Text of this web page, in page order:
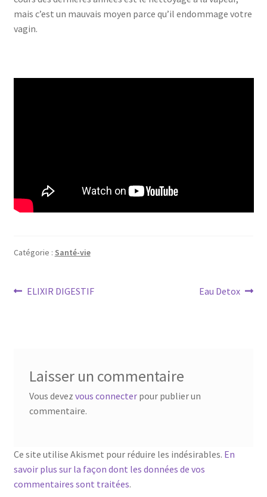
mais c’est un mauvais moyen parce qu’il endommage votre
vagin.
Catégorie : Santé-vie
Navigation
Article
ELIXIR DIGESTIF
Article
Eau Detox
Laisser un commentaire
Vous devez vous connecterpour publier un
commentaire.
Ce site utilise Akismet pour réduire les indésirables. En
savoir plus sur la façon dont les données de vos
commentaires sont traitées.